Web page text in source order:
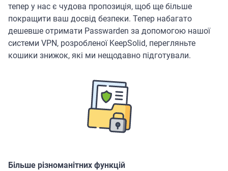
тепер у нас є чудова пропозиція, щоб ще більше
покращити ваш досвід безпеки. Тепер набагато
дешевше отримати Passwarden за допомогою нашої
системи VPN, розробленої KeepSolid, перегляньте
кошики знижок, які ми нещодавно підготували.
Більше різноманітних функцій